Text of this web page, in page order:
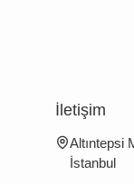
İletişim
Altıntepsi
İstanbul